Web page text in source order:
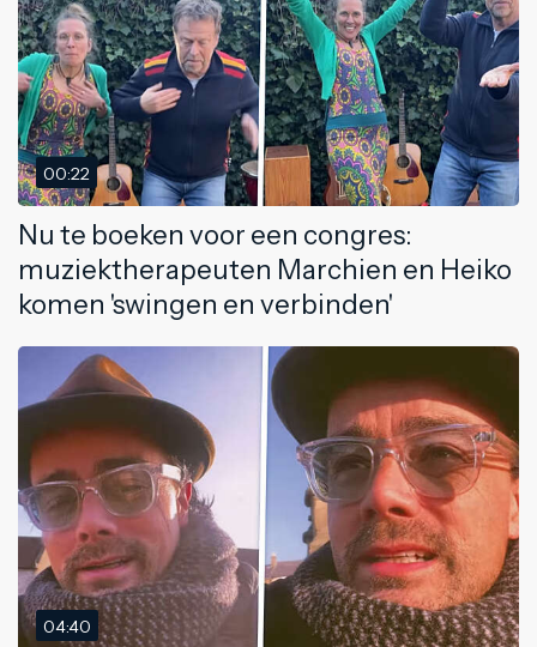
00:22
Nu te boeken voor een congres:
muziektherapeuten Marchien en Heiko
komen 'swingen en verbinden'
04:40